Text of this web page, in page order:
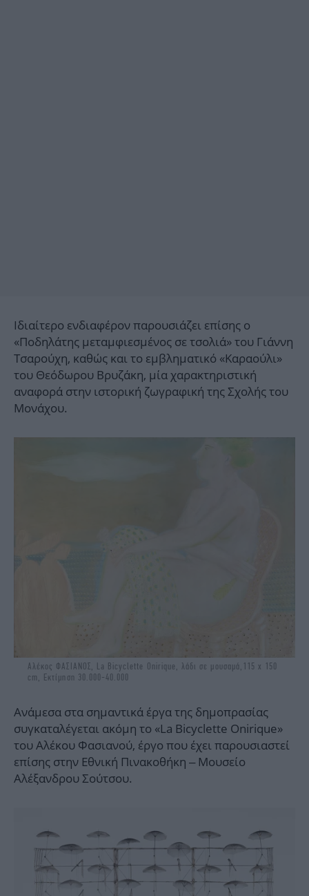
Ιδιαίτερο ενδιαφέρον παρουσιάζει επίσης ο
«Ποδηλάτης μεταμφιεσμένος σε τσολιά» του Γιάννη
Τσαρούχη, καθώς και το εμβληματικό «Καραούλι»
του Θεόδωρου Βρυζάκη, μία χαρακτηριστική
αναφορά στην ιστορική ζωγραφική της Σχολής του
Μονάχου.
Αλέκος ΦΑΣΙΑΝΟΣ, La Bicyclette Onirique, λάδι σε μουσαμά,115 x 150
cm, Εκτίμηση 30.000-40.000
Ανάμεσα στα σημαντικά έργα της δημοπρασίας
συγκαταλέγεται ακόμη το «La Bicyclette Onirique»
του Αλέκου Φασιανού, έργο που έχει παρουσιαστεί
επίσης στην Εθνική Πινακοθήκη – Μουσείο
Αλέξανδρου Σούτσου.